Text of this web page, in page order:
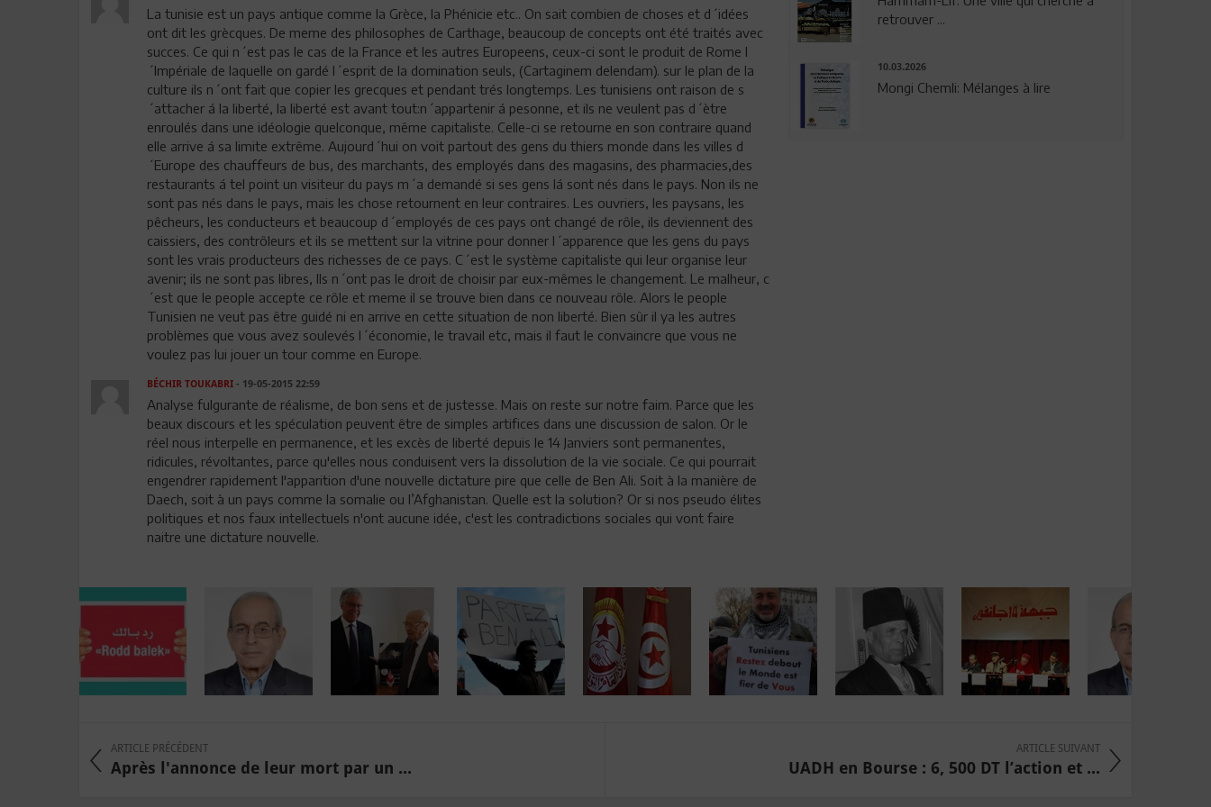
La tunisie est un pays antique comme la Grèce, la Phénicie etc.. On sait combien de choses et d´idées
ont dit les grècques. De meme des philosophes de Carthage, beaucoup de concepts ont été traités avec
succes. Ce qui n´est pas le cas de la France et les autres Europeens, ceux-ci sont le produit de Rome l
´Impériale de laquelle on gardé l´esprit de la domination seuls, (Cartaginem delendam). sur le plan de la
culture ils n´ont fait que copier les grecques et pendant trés longtemps. Les tunisiens ont raison de s
´attacher á la liberté, la liberté est avant tout:n´appartenir á pesonne, et ils ne veulent pas d´ètre
enroulés dans une idéologie quelconque, même capitaliste. Celle-ci se retourne en son contraire quand
elle arrive á sa limite extrême. Aujourd´hui on voit partout des gens du thiers monde dans les villes d
´Europe des chauffeurs de bus, des marchants, des employés dans des magasins, des pharmacies,des
restaurants á tel point un visiteur du pays m´a demandé si ses gens lá sont nés dans le pays. Non ils ne
sont pas nés dans le pays, mais les chose retournent en leur contraires. Les ouvriers, les paysans, les
pêcheurs, les conducteurs et beaucoup d´employés de ces pays ont changé de rôle, ils deviennent des
caissiers, des contrôleurs et ils se mettent sur la vitrine pour donner l´apparence que les gens du pays
sont les vrais producteurs des richesses de ce pays. C´est le système capitaliste qui leur organise leur
avenir; ils ne sont pas libres, Ils n´ont pas le droit de choisir par eux-mêmes le changement. Le malheur, c
´est que le people accepte ce rôle et meme il se trouve bien dans ce nouveau rôle. Alors le people
Tunisien ne veut pas être guidé ni en arrive en cette situation de non liberté. Bien sûr il ya les autres
problèmes que vous avez soulevés l´économie, le travail etc, mais il faut le convaincre que vous ne
voulez pas lui jouer un tour comme en Europe.
BÉCHIR TOUKABRI- 19-05-2015 22:59
Analyse fulgurante de réalisme, de bon sens et de justesse. Mais on reste sur notre faim. Parce que les
beaux discours et les spéculation peuvent être de simples artifices dans une discussion de salon. Or le
réel nous interpelle en permanence, et les excès de liberté depuis le 14 Janviers sont permanentes,
ridicules, révoltantes, parce qu'elles nous conduisent vers la dissolution de la vie sociale. Ce qui pourrait
engendrer rapidement l'apparition d'une nouvelle dictature pire que celle de Ben Ali. Soit à la manière de
Daech, soit à un pays comme la somalie ou l’Afghanistan. Quelle est la solution? Or si nos pseudo élites
politiques et nos faux intellectuels n'ont aucune idée, c'est les contradictions sociales qui vont faire
naitre une dictature nouvelle.
retrouver ...
10.03.2026
Mongi Chemli: Mélanges à lire
ARTICLE PRÉCÉDENT
Après l'annonce de leur mort par un ...
ARTICLE SUIVANT
UADH en Bourse : 6, 500 DT l’action et ...